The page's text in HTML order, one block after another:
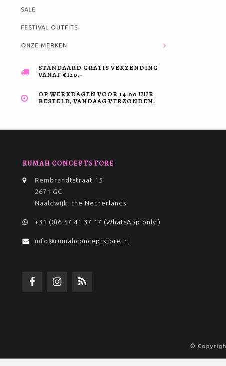
SALE
FESTIVAL OUTFITS
ONZE MERKEN
STANDAARD GRATIS VERZENDING
VANAF €120,-
OP WERKDAGEN VOOR 14:00 UUR
BESTELD, VANDAAG VERZONDEN.
RUMAH CONCEPTSTORE
Rembrandtstraat 15
2671 GC
Naaldwijk, the Netherlands
+31 (0)6 57 41 37 17 (WhatsApp only!)
info@rumahconceptstore.nl
©